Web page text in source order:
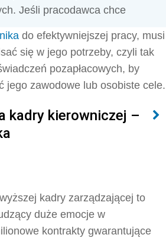
Jeśli pracodawca chce
do efektywniejszej pracy, musi
się w jego potrzeby, czyli tak
pozapłacowych, by
jego zawodowe lub osobiste cele.
kadry kierowniczej –
kadry zarządzającej to
duże emocje w
kontrakty gwarantujące